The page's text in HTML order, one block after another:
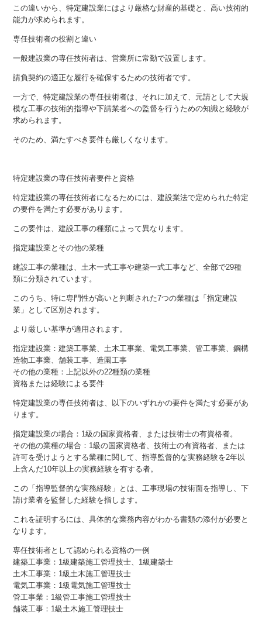
この違いから、特定建設業にはより厳格な財産的基礎と、高い技術的
能力が求められます。
専任技術者の役割と違い
一般建設業の専任技術者は、営業所に常勤で設置します。
請負契約の適正な履行を確保するための技術者です。
一方で、特定建設業の専任技術者は、それに加えて、元請として大規
模な工事の技術的指導や下請業者への監督を行うための知識と経験が
求められます。
そのため、満たすべき要件も厳しくなります。
特定建設業の専任技術者要件と資格
特定建設業の専任技術者になるためには、建設業法で定められた特定
の要件を満たす必要があります。
この要件は、建設工事の種類によって異なります。
指定建設業とその他の業種
建設工事の業種は、土木一式工事や建築一式工事など、全部で29種
類に分類されています。
このうち、特に専門性が高いと判断された7つの業種は「指定建設
業」として区別されます。
より厳しい基準が適用されます。
指定建設業：建築工事業、土木工事業、電気工事業、管工事業、鋼構
造物工事業、舗装工事、造園工事
その他の業種：上記以外の22種類の業種
資格または経験による要件
特定建設業の専任技術者は、以下のいずれかの要件を満たす必要があ
ります。
指定建設業の場合：1級の国家資格者、または技術士の有資格者。
その他の業種の場合：1級の国家資格者、技術士の有資格者、または
許可を受けようとする業種に関して、指導監督的な実務経験を2年以
上含んだ10年以上の実務経験を有する者。
この「指導監督的な実務経験」とは、工事現場の技術面を指導し、下
請け業者を監督した経験を指します。
これを証明するには、具体的な業務内容がわかる書類の添付が必要と
なります。
専任技術者として認められる資格の一例
建築工事業：1級建築施工管理技士、1級建築士
土木工事業：1級土木施工管理技士
電気工事業：1級電気施工管理技士
管工事業：1級管工事施工管理技士
舗装工事：1級土木施工管理技士